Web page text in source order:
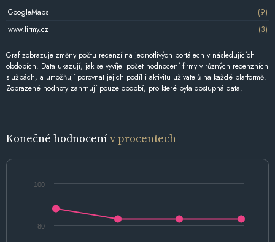
GoogleMaps
(9)
www.firmy.cz
(3)
Graf zobrazuje změny počtu recenzí na jednotlivých portálech v následujících
obdobích. Data ukazují, jak se vyvíjel počet hodnocení firmy v různých recenzních
službách, a umožňují porovnat jejich podíl i aktivitu uživatelů na každé platformě.
Zobrazené hodnoty zahrnují pouze období, pro které byla dostupná data.
Konečné hodnocenív procentech
80
100